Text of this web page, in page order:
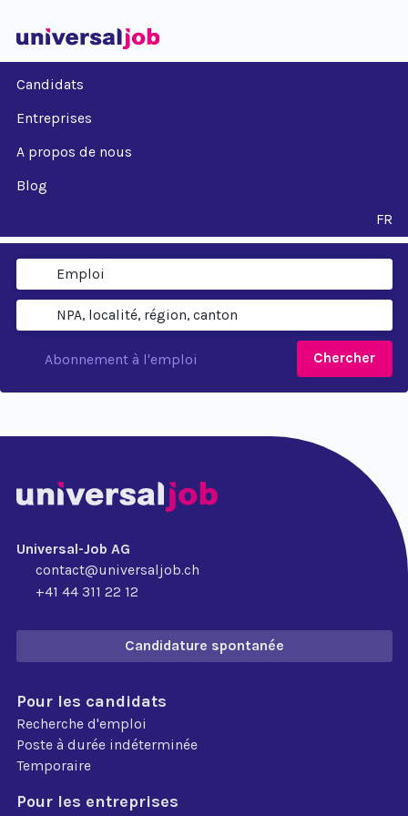
Candidats
Entreprises
A propos de nous
Blog
FR
Chercher
Abonnement à l'emploi
Universal-Job AG
contact@universaljob.ch
+41 44 311 22 12
Candidature spontanée
Pour les candidats
Recherche d'emploi
Poste à durée indéterminée
Temporaire
Pour les entreprises